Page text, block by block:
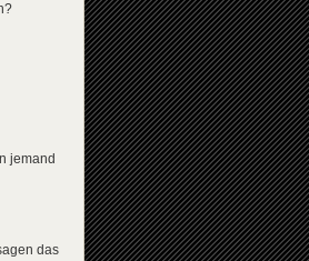
jemand
das